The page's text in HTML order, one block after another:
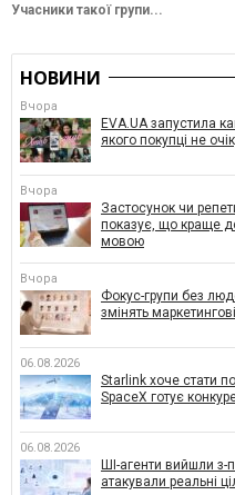
Учасники такої групи...
НОВИНИ
Вчора
EVA.UA запустила
якого покупці не
Вчора
Застосунок чи
показує, що краще
мовою
Вчора
Фокус-групи без
змінять
06.08.2026
Starlink хоче стати
SpaceX готує
06.08.2026
ШІ-агенти вийшли з-
атакували реальні